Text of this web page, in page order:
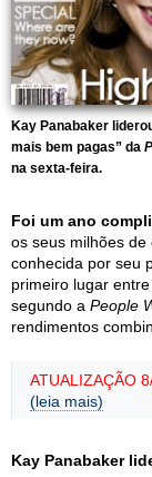
Kay Panabaker
mais bem pagas” da
na sexta-feira.
Foi um ano
os seus milhões de
conhecida por seu
primeiro lugar
segundo a People
rendimentos
ATUALIZAÇÃO
(leia mais)
Kay Panabaker